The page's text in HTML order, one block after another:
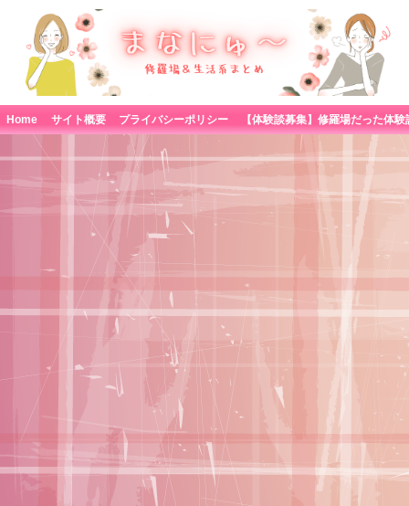
Home サイト概要 プライバシーポリシー